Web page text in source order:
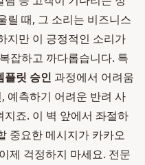
릴 때, 그 소리는 비즈니스
지만 이 긍정적인 소리가
잡하고 까다롭습니다. 특
플릿 승인 과정에서 어려움
예측하기 어려운 반려 사
죠. 이 벽 앞에서 좌절하
중요한 메시지가 카카오
제 걱정하지 마세요. 전문